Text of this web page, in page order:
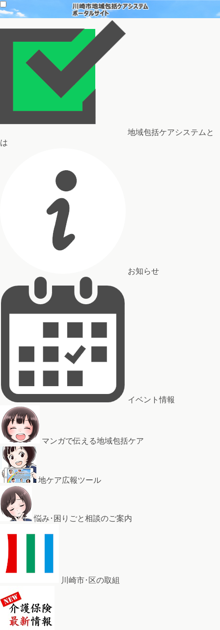
地域包括ケアシステムと
は
お知らせ
イベント情報
マンガで伝える地域包括ケア
地ケア広報ツール
悩み･困りごと相談のご案内
川崎市･区の取組